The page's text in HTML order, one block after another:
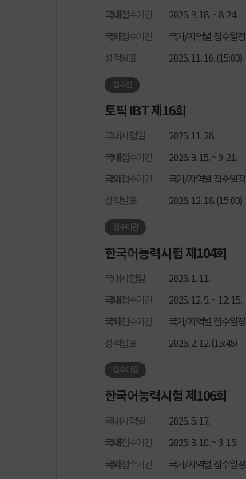
국내 접수기간
2026. 8. 18. ~ 8. 24.
국외 접수기간
국가/지역별 접수일정
성적발표
2026. 11. 16. (15:00)
접수전
토픽 IBT 제16회
국내시험일
2026. 11. 28.
국내 접수기간
2026. 9. 15. ~ 9. 21.
국외 접수기간
국가/지역별 접수일정
성적발표
2026. 12. 18. (15:00)
접수마감
한국어능력시험 제104회
국내시험일
2026. 1. 11.
국내 접수기간
2025. 12. 9. ~ 12. 15.
국외 접수기간
국가/지역별 접수일정
성적발표
2026. 2. 12. (15:45)
접수마감
한국어능력시험 제106회
국내시험일
2026. 5. 17.
국내 접수기간
2026. 3. 10. ~ 3. 16.
국외 접수기간
국가/지역별 접수일정